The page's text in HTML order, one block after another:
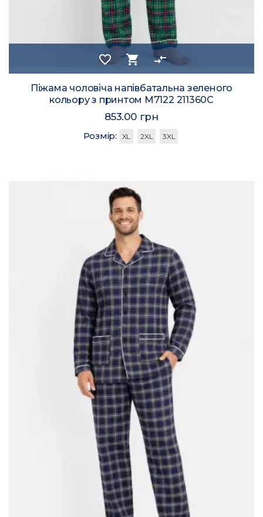
favorite_border shopping_cart compare_arrows
Піжама чоловіча напівбатальна зеленого
кольору з принтом M7122 211360C
853.00 грн
Розмір: XL 2XL 3XL